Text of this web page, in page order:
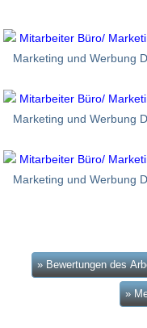
Mitarbeiter Büro/
Marketing und Werbung
Mitarbeiter Büro/
Marketing und Werbung
Mitarbeiter Büro/
Marketing und Werbung
» Bewertungen des
»